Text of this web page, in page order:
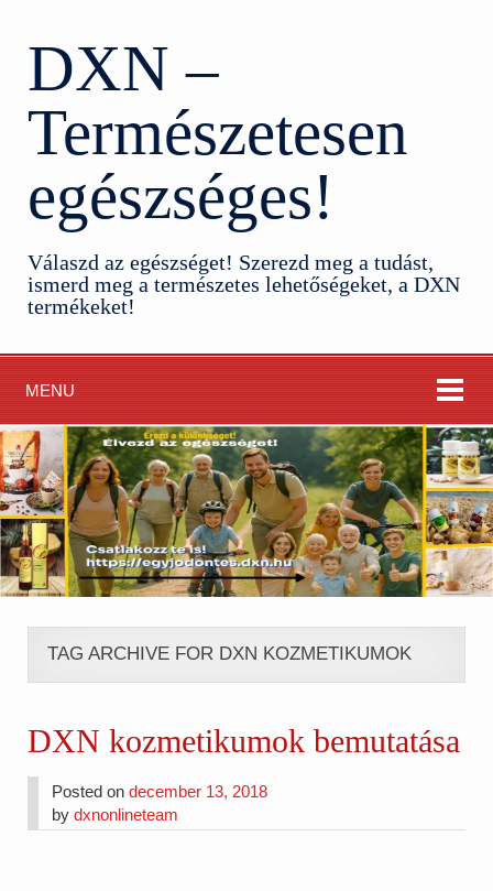
DXN –
Természetesen
egészséges!
Válaszd az egészséget! Szerezd meg a tudást,
ismerd meg a természetes lehetőségeket, a DXN
termékeket!
MENU
TAG ARCHIVE FOR DXN KOZMETIKUMOK
DXN kozmetikumok bemutatása
Posted ondecember 13, 2018
bydxnonlineteam